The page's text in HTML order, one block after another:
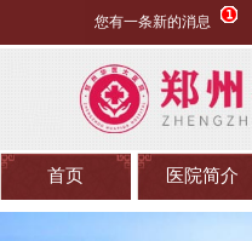
您有一条新的消息
首页 医院简介